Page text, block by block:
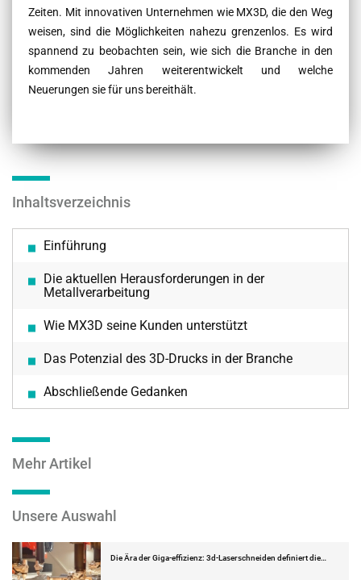
Zeiten. Mit innovativen Unternehmen wie MX3D, die den Weg
weisen, sind die Möglichkeiten nahezu grenzenlos. Es wird
spannend zu beobachten sein, wie sich die Branche in den
kommenden Jahren weiterentwickelt und welche
Neuerungen sie für uns bereithält.
Inhaltsverzeichnis
Einführung
Die aktuellen Herausforderungen in der
Metallverarbeitung
Wie MX3D seine Kunden unterstützt
Das Potenzial des 3D-Drucks in der Branche
Abschließende Gedanken
Mehr Artikel
Unsere Auswahl
Die Ära der Giga-effizienz: 3d-Laserschneiden definiert die…